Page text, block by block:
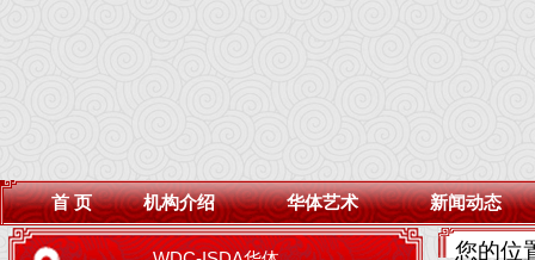
首 页 机构介绍 华体艺术 新闻动态
您的位